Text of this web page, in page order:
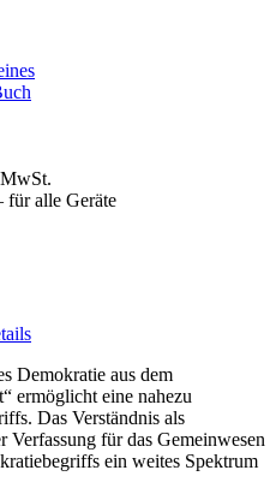
für alle Geräte
Demokratie aus dem
ermöglicht eine nahezu
Das Verständnis als
Verfassung für das Gemeinwesen
ein weites Spektrum